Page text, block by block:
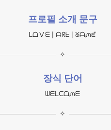
프로필 소개 문구
ᒪᗝⅤᗴ | ᗩᖇᖶ | ᘜᗩᘻᘿ
✧
장식 단어
ᗯᗴᒪᑕᗝᘻᗴ
✧